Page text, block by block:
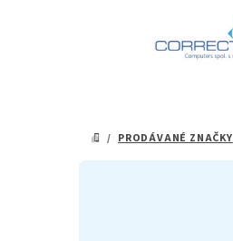
DOMŮ
/ PRODÁVANÉ ZNAČKY